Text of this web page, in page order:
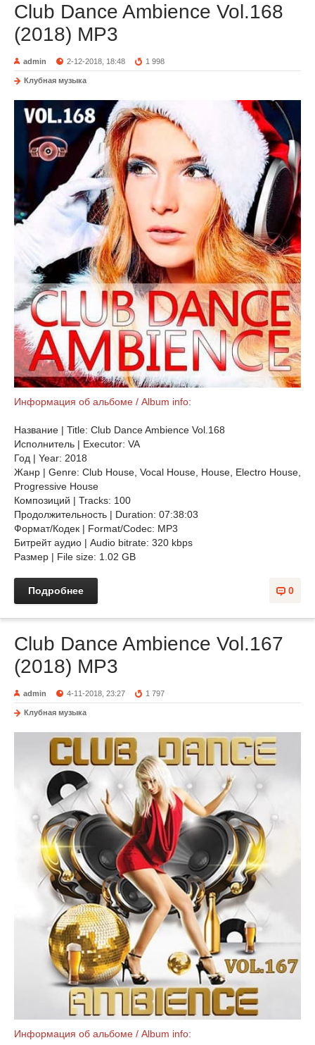
Club Dance Ambience Vol.168
(2018) MP3
admin 2-12-2018, 18:48 1 998
Клубная музыка
Информация об альбоме / Album info:
Название | Title: Club Dance Ambience Vol.168
Исполнитель | Executor: VA
Год | Year: 2018
Жанр | Genre: Club House, Vocal House, House, Electro House,
Progressive House
Композиций | Tracks: 100
Продолжительность | Duration: 07:38:03
Формат/Кодек | Format/Codec: MP3
Битрейт аудио | Audio bitrate: 320 kbps
Размер | File size: 1.02 GB
0
Подробнее
Club Dance Ambience Vol.167
(2018) MP3
admin 4-11-2018, 23:27 1 797
Клубная музыка
Информация об альбоме / Album info: